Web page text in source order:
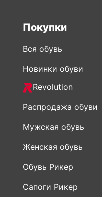
Покупки
Вся обувь
Новинки обуви
Revolution
Распродажа обуви
Мужская обувь
Женская обувь
Обувь Рикер
Сапоги Рикер